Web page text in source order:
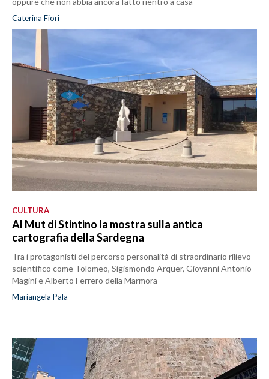
Caterina Fiori
CULTURA
Al Mut di Stintino la mostra sulla antica
cartografia della Sardegna
Tra i protagonisti del percorso personalità di straordinario rilievo
scientifico come Tolomeo, Sigismondo Arquer, Giovanni Antonio
Magini e Alberto Ferrero della Marmora
Mariangela Pala